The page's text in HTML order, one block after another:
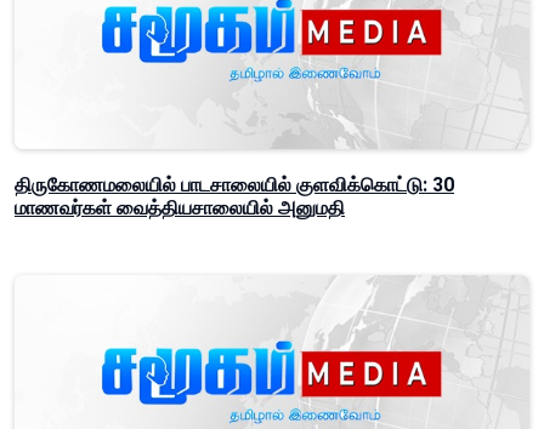
திருகோணமலையில் பாடசாலையில் குளவிக்கொட்டு: 30
மாணவர்கள் வைத்தியசாலையில் அனுமதி